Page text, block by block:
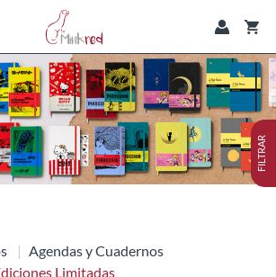
Agendas y Cuadernos
Limitadas
FILTRAR